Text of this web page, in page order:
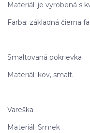
Materiál: je vyrobená s
Farba: základná čierna
Smaltovaná pokrievka
Materiál: kov, smalt.
Vareška
Materiál: Smrek